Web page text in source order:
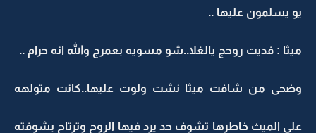
يو يسلمون عليها ..
ميثا : فديت روحج يالغلا..شو مسويه بعمرج والله انه حرام ..
وضحى من شافت ميثا نشت ولوت عليها..كانت متولهه
على الميث خاطرها تشوف حد يرد فيها الروح وترتاح بشوفته